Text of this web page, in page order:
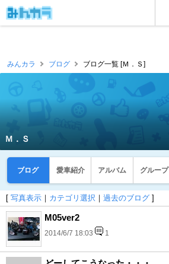
みんカラ ブログ ブログ一覧 [Ｍ．Ｓ]
Ｍ．Ｓ
ブログ 愛車紹介 アルバム グループ
[ 写真表示 ｜ カテゴリ選択 ｜ 過去のブログ ]
M05ver2
2014/6/7 18:03 1